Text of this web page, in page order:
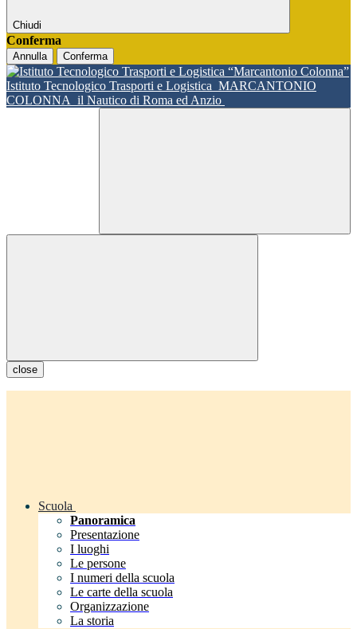
Chiudi
Conferma
Annulla Conferma
Istituto Tecnologico Trasporti e Logistica MARCANTONIO
COLONNA il Nautico di Roma ed Anzio
close
Scuola
Panoramica
Presentazione
I luoghi
Le persone
I numeri della scuola
Le carte della scuola
Organizzazione
La storia